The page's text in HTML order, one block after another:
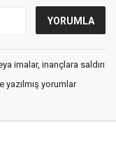
imalar, inançlara saldırı
yazılmış yorumlar